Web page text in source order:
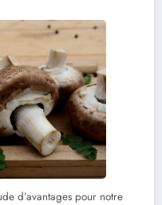
d’avantages pour notre